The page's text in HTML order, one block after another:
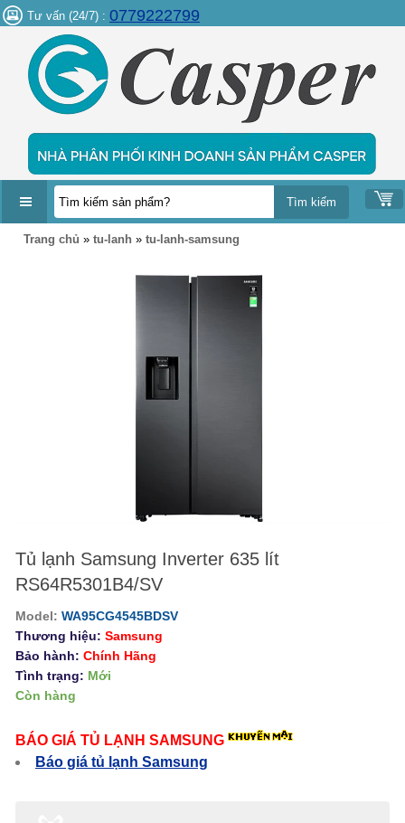
Tư vấn (24/7) : 0779222799
DANH
Trang chủ » tu-lanh » tu-lanh-samsung
Tủ lạnh Samsung Inverter 635 lít
RS64R5301B4/SV
Model: WA95CG4545BDSV
Thương hiệu: Samsung
Bảo hành: Chính Hãng
Tình trạng: Mới
Còn hàng
BÁO GIÁ TỦ LẠNH SAMSUNG
Báo giá tủ lạnh Samsung